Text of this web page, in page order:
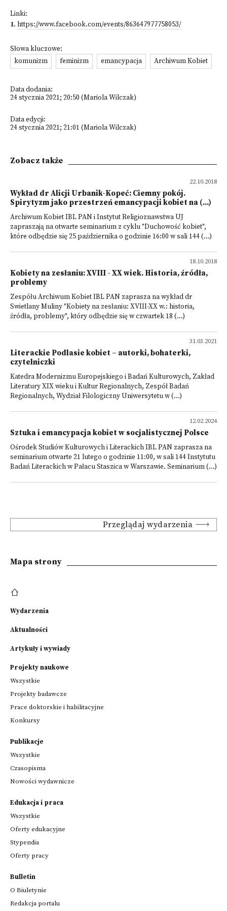
Linki:
1. https://www.facebook.com/events/863647977758053/
Słowa kluczowe:
komunizm
feminizm emancypacja Archiwum Kobiet
Data dodania:
24 stycznia 2021; 20:50 (Mariola Wilczak)
Data edycji:
24 stycznia 2021; 21:01 (Mariola Wilczak)
Zobacz także
22.10.2018
Wykład dr Alicji Urbanik-Kopeć: Ciemny pokój.
Spirytyzm jako przestrzeń emancypacji kobiet na (...)
Archiwum Kobiet IBL PAN i Instytut Religioznawstwa UJ
zapraszają na otwarte seminarium z cyklu "Duchowość kobiet",
które odbędzie się 25 października o godzinie 16:00 w sali 144 (...)
18.10.2018
Kobiety na zesłaniu: XVIII - XX wiek. Historia, źródła,
problemy
Zespółu Archiwum Kobiet IBL PAN zaprasza na wykład dr
Swietlany Muliny "Kobiety na zesłaniu: XVIII-XX w.: historia,
źródła, problemy", który odbędzie się w czwartek 18 (...)
31.03.2021
Literackie Podlasie kobiet – autorki, bohaterki,
czytelniczki
Katedra Modernizmu Europejskiego i Badań Kulturowych, Zakład
Literatury XIX wieku i Kultur Regionalnych, Zespół Badań
Regionalnych, Wydział Filologiczny Uniwersytetu w (...)
12.02.2024
Sztuka i emancypacja kobiet w socjalistycznej Polsce
Ośrodek Studiów Kulturowych i Literackich IBL PAN zaprasza na
seminarium otwarte 21 lutego o godzinie 11:00, w sali 144 Instytutu
Badań Literackich w Pałacu Staszica w Warszawie. Seminarium (...)
Przeglądaj wydarzenia
Mapa strony
Wydarzenia
Aktualności
Artykuły i wywiady
Projekty naukowe
Wszystkie
Projekty badawcze
Prace doktorskie i habilitacyjne
Konkursy
Publikacje
Wszystkie
Czasopisma
Nowości wydawnicze
Edukacja i praca
Wszystkie
Oferty edukacyjne
Stypendia
Oferty pracy
Bulletin
O Biuletynie
Redakcja portalu